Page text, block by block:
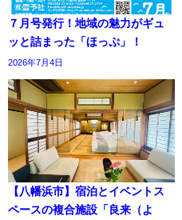
７月号発行！地域の魅力がギュ
ッと詰まった「ほっぷ」！
2026年7月4日
【八幡浜市】宿泊とイベントス
ペースの複合施設「良来（よ